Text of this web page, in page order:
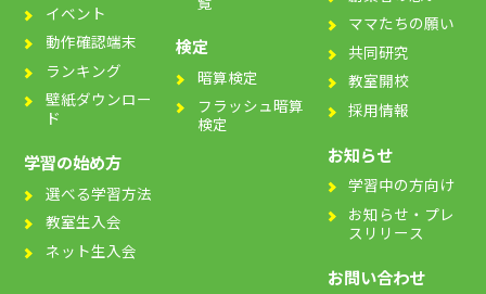
イベント
動作確認端末
ランキング
壁紙ダウンロー
ド
学習の始め方
選べる学習方法
教室生入会
ネット生入会
検定
暗算検定
フラッシュ暗算
検定
ママたちの願い
共同研究
教室開校
採用情報
お知らせ
学習中の方向け
お知らせ・プレ
スリリース
お問い合わせ